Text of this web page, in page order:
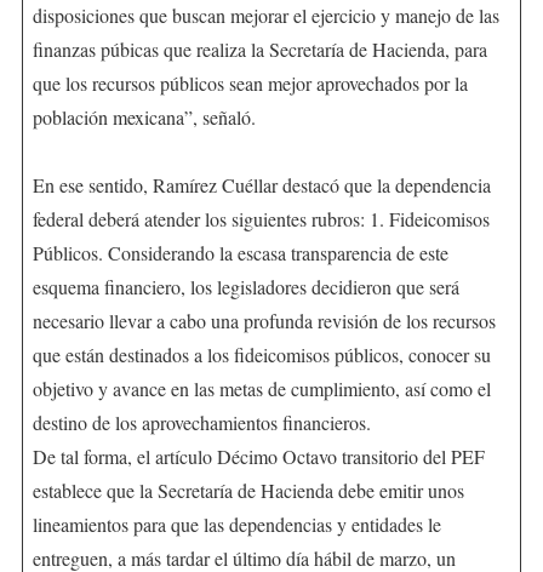
disposiciones que buscan mejorar el ejercicio y manejo de las
finanzas púbicas que realiza la Secretaría de Hacienda, para
que los recursos públicos sean mejor aprovechados por la
población mexicana”, señaló.
En ese sentido, Ramírez Cuéllar destacó que la dependencia
federal deberá atender los siguientes rubros: 1. Fideicomisos
Públicos. Considerando la escasa transparencia de este
esquema financiero, los legisladores decidieron que será
necesario llevar a cabo una profunda revisión de los recursos
que están destinados a los fideicomisos públicos, conocer su
objetivo y avance en las metas de cumplimiento, así como el
destino de los aprovechamientos financieros.
De tal forma, el artículo Décimo Octavo transitorio del PEF
establece que la Secretaría de Hacienda debe emitir unos
lineamientos para que las dependencias y entidades le
entreguen, a más tardar el último día hábil de marzo, un